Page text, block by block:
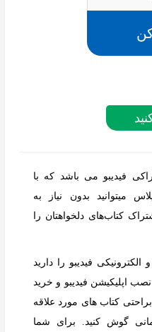
فیدیبو می باشد که با
میتوانید بدون نیاز به
کتاب‌های دلخواهتان را
فیدیبو را دارید
اپلیکیشن فیدیبو و خرید
کتاب های مورد علاقه
گوش کنید. برای شما